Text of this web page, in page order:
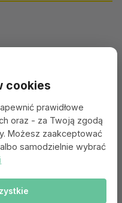
cookies
prawidłowe
oraz - za Twoją zgodą
Możesz zaakceptować
samodzielnie wybrać